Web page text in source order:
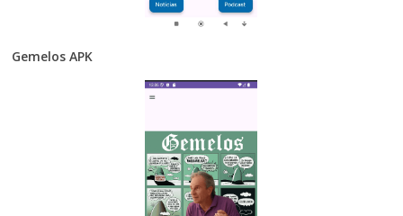
Gemelos APK